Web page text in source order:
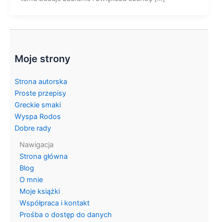
Moje strony
Strona autorska
Proste przepisy
Greckie smaki
Wyspa Rodos
Dobre rady
Nawigacja
Strona główna
Blog
O mnie
Moje książki
Współpraca i kontakt
Prośba o dostęp do danych